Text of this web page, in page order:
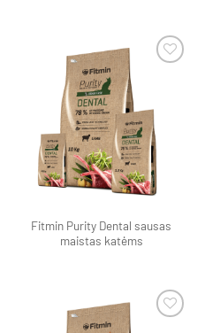
Pamėgti
produktą
Fitmin Purity Dental sausas
maistas katėms